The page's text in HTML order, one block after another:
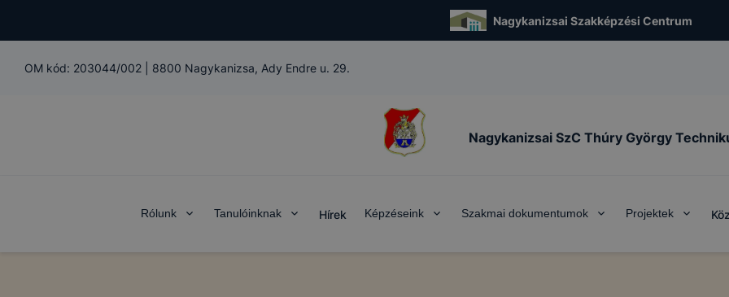
Nagykanizsai Szakképzési Centrum
OM kód: 203044/002 8800 Nagykanizsa, Ady Endre u. 29.
Nagykanizsai SzC Thúry György
Rólunk Tanulóinknak Hírek Képzéseink Szakmai dokumentumok Projektek